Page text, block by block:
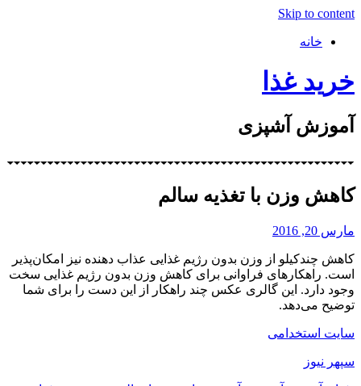
Skip to content
خانه
خرید غذا
آموزش آشپزی
کاهش وزن با تغذیه سالم
مارس 20, 2016
کاهش چندکیلو از وزن بدون رژیم غذایی عذاب دهنده نیز امکان‌پذیر
است. راهکارهای فراوانی برای کاهش وزن بدون رژیم غذایی سخت
وجود دارد. این گالری عکس چند راهکار از این دست را برای شما
توضیح می‌دهد.
سایت استخدامی
سپهر نیوز